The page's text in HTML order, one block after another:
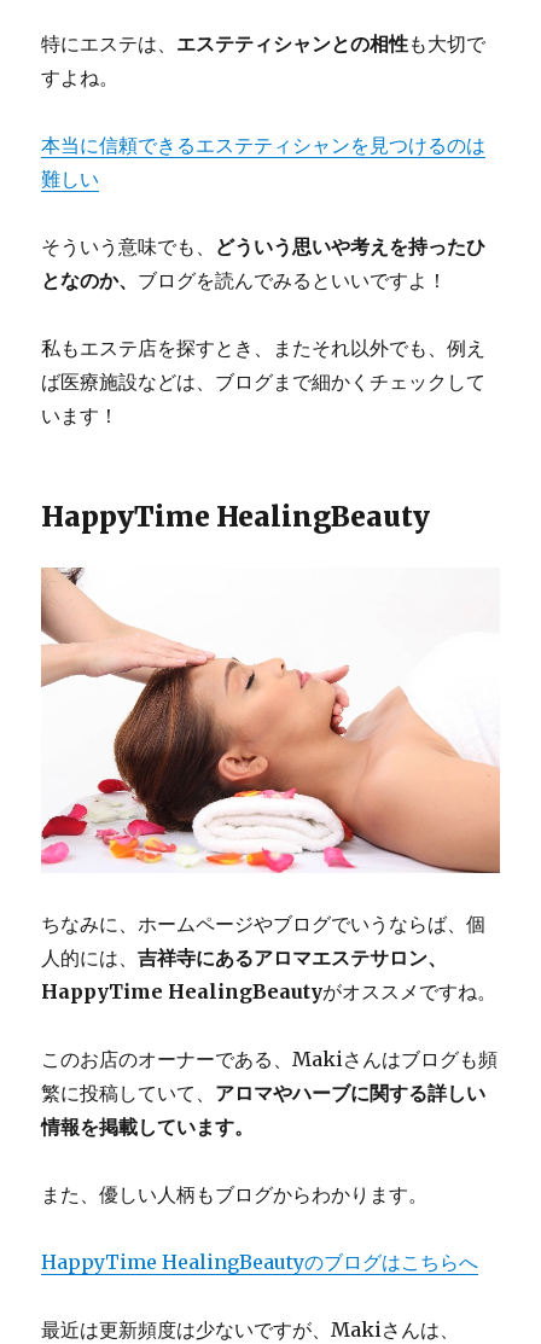
特にエステは、 エステティシャンとの相性も大切で
すよね。
本当に信頼できるエステティシャンを見つけるのは
難しい
そういう意味でも、 どういう思いや考えを持ったひ
となのか、 ブログを読んでみるといいですよ！
私もエステ店を探すとき、またそれ以外でも、例え
ば医療施設などは、ブログまで細かくチェックして
います！
HappyTime HealingBeauty
ちなみに、ホームページやブログでいうならば、個
人的には、吉祥寺にあるアロマエステサロン、
HappyTime HealingBeautyがオススメですね。
このお店のオーナーである、Makiさんはブログも頻
繁に投稿していて、 アロマやハーブに関する詳しい
情報を掲載しています。
また、優しい人柄もブログからわかります。
HappyTime HealingBeautyのブログはこちらへ
最近は更新頻度は少ないですが、Makiさんは、